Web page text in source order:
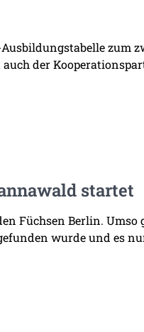
zum
der
startet
Füchsen Berlin. Umso
wurde und es